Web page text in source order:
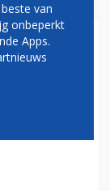
van
onbeperkt
Apps.